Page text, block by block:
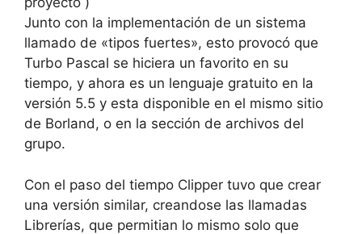
Junto con la implementación de un sistema
llamado de «tipos fuertes», esto provocó que
Turbo Pascal se hiciera un favorito en su
tiempo, y ahora es un lenguaje gratuito en la
versión 5.5 y esta disponible en el mismo sitio
de Borland, o en la sección de archivos del
grupo.
Con el paso del tiempo Clipper tuvo que crear
una versión similar, creandose las llamadas
Librerías, que permitian lo mismo solo que